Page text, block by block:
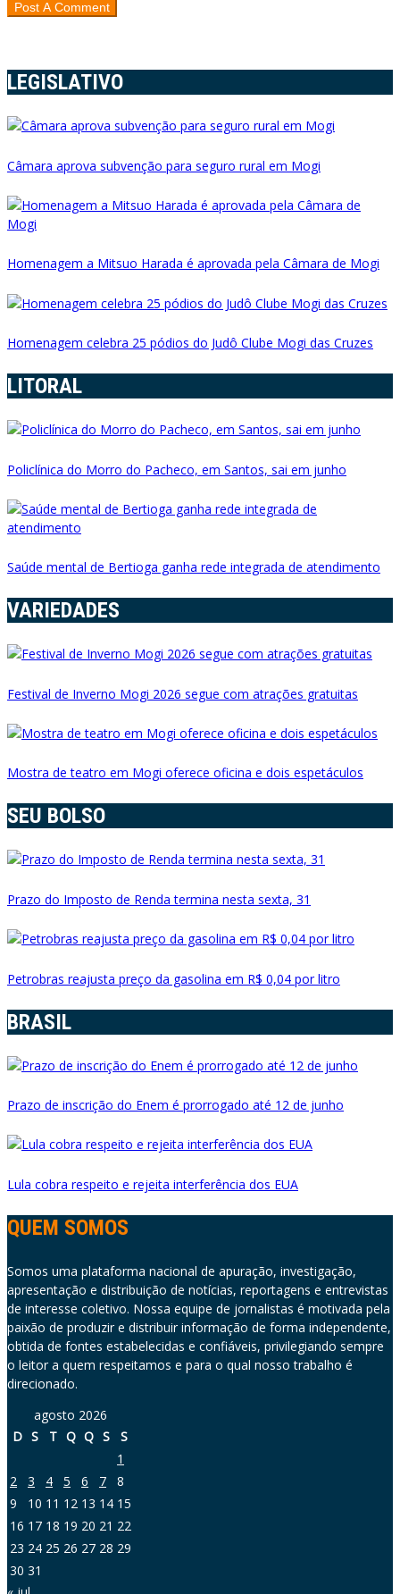
LEGISLATIVO
Câmara aprova subvenção para seguro rural em Mogi
Homenagem a Mitsuo Harada é aprovada pela Câmara de Mogi
Homenagem celebra 25 pódios do Judô Clube Mogi das Cruzes
LITORAL
Policlínica do Morro do Pacheco, em Santos, sai em junho
Saúde mental de Bertioga ganha rede integrada de atendimento
VARIEDADES
Festival de Inverno Mogi 2026 segue com atrações gratuitas
Mostra de teatro em Mogi oferece oficina e dois espetáculos
SEU BOLSO
Prazo do Imposto de Renda termina nesta sexta, 31
Petrobras reajusta preço da gasolina em R$ 0,04 por litro
BRASIL
Prazo de inscrição do Enem é prorrogado até 12 de junho
Lula cobra respeito e rejeita interferência dos EUA
QUEM SOMOS
Somos uma plataforma nacional de apuração, investigação,
apresentação e distribuição de notícias, reportagens e entrevistas
de interesse coletivo. Nossa equipe de jornalistas é motivada pela
paixão de produzir e distribuir informação de forma independente,
obtida de fontes estabelecidas e confiáveis, privilegiando sempre
o leitor a quem respeitamos e para o qual nosso trabalho é
direcionado.
agosto 2026
D S T Q Q S
S
1
2
3 4 5 6 7
8
9
10 11 12 13 14 15
16 17 18 19 20 21 22
23 24 25 26 27 28 29
30 31